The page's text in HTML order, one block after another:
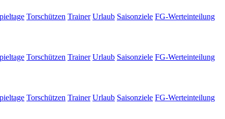
Torschützen Trainer Urlaub Saisonziele FG-Werteinteilung
Torschützen Trainer Urlaub Saisonziele FG-Werteinteilung
Torschützen Trainer Urlaub Saisonziele FG-Werteinteilung